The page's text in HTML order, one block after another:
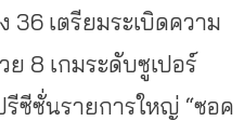
ตรียมระเบิดความ
8 เกมระดับซูเปอร์
ซีซั่นรายการใหญ่ “ซอค